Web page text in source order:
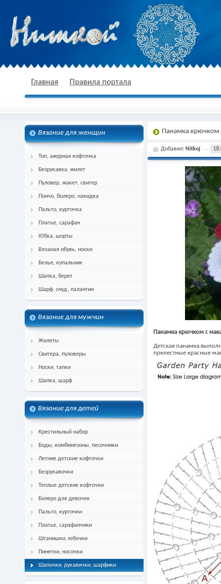
спицами, схема и описание
Главная Правила портала
Вязание для женщин
Топ, ажурная кофточка
Безрукавка, жилет
Пуловер, жакет, свитер
Пончо, болеро, накидка
Пальто, курточка
Платье, сарафан
Юбка, шорты
Вязаная обувь, носки
Белье, купальник
Шапка, берет
Шарф, снуд, палантин
Вязание для мужчин
Жилеты
Свитера, пуловеры
Носки, тапки
Шапка, шарф
Вязание для детей
Крестильный набор
Боды, комбинезоны, песочники
Летние детские кофточки
Безрукавочки
Теплые детские кофточки
Болеро для девочек
Пальто, курточки
Платье, сарафанчики
Штанишки, юбочки
Пинетки, носочки
Шапочки, рукавички, шарфики
Панамка крючком
Добавил: Nitkoj
Панамка крючком с
Детская панамка
прелестные красные